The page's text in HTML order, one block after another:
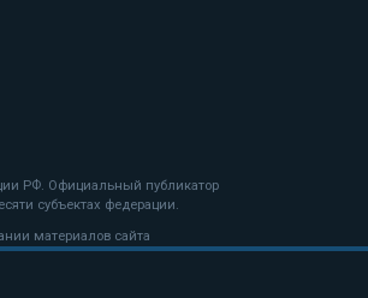
РФ. Официальный публикатор
субъектах федерации.
материалов сайта